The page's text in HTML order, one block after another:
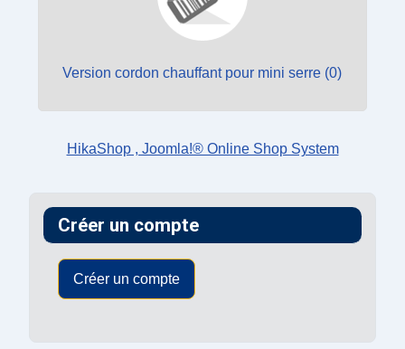
Version cordon chauffant pour mini serre (0)
HikaShop , Joomla!® Online Shop System
Créer un compte
Créer un compte